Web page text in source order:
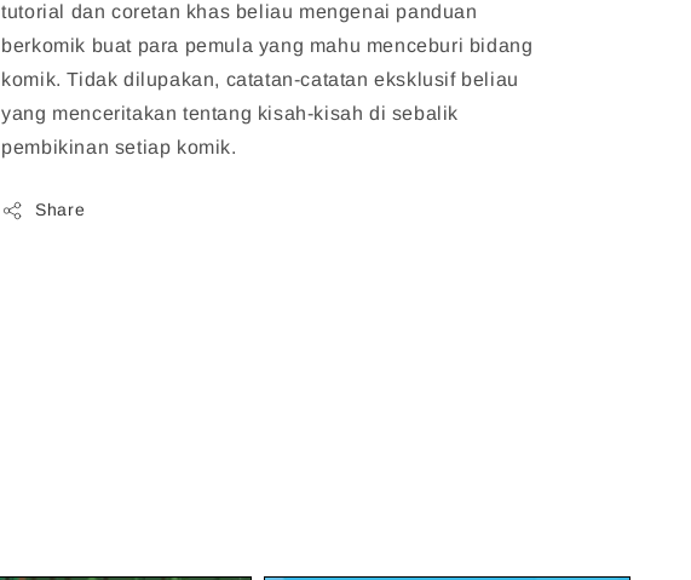
tutorial dan coretan khas beliau mengenai panduan
berkomik buat para pemula yang mahu menceburi bidang
komik. Tidak dilupakan, catatan-catatan eksklusif beliau
yang menceritakan tentang kisah-kisah di sebalik
pembikinan setiap komik.
Share